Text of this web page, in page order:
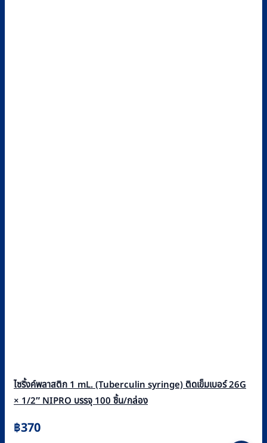
ไซริ้งค์พลาสติก 1 mL. (Tuberculin syringe) ติดเข็มเบอร์ 26G
× 1/2″ NIPRO บรรจุ 100 ชิ้น/กล่อง
฿370